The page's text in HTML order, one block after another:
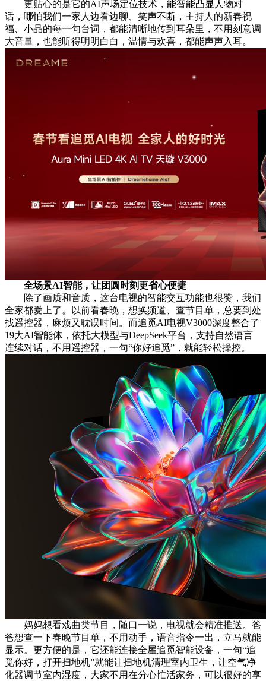
更贴心的是它的AI声场定位技术，能智能凸显人物对
话，哪怕我们一家人边看边聊、笑声不断，主持人的新春祝
福、小品的每一句台词，都能清晰地传到耳朵里，不用刻意调
大音量，也能听得明明白白，温情与欢喜，都能声声入耳。
全场景AI智能，让团圆时刻更省心便捷
除了画质和音质，这台电视的智能交互功能也很赞，我们
全家都爱上了。以前看春晚，想换频道、查节目单，总要到处
找遥控器，麻烦又耽误时间。而追觅AI电视V3000深度整合了
19大AI智能体，依托大模型与DeepSeek平台，支持自然语言
连续对话，不用遥控器，一句“你好追觅”，就能轻松操控。
妈妈想看戏曲类节目，随口一说，电视就会精准推送。爸
爸想查一下春晚节目单，不用动手，语音指令一出，立马就能
显示。更方便的是，它还能连接全屋追觅智能设备，一句“追
觅你好，打开扫地机”就能让扫地机清理室内卫生，让空气净
化器调节室内湿度，大家不用在分心忙活家务，可以很好的享